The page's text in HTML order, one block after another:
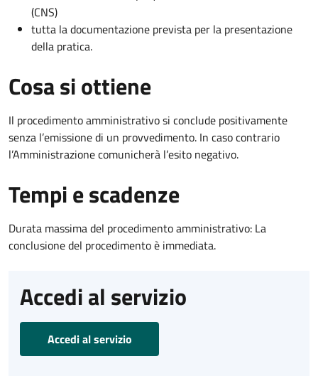
(CNS)
tutta la documentazione prevista per la presentazione
della pratica.
Cosa si ottiene
Il procedimento amministrativo si conclude positivamente
senza l’emissione di un provvedimento. In caso contrario
l’Amministrazione comunicherà l’esito negativo.
Tempi e scadenze
Durata massima del procedimento amministrativo: La
conclusione del procedimento è immediata.
Accedi al servizio
Accedi al servizio